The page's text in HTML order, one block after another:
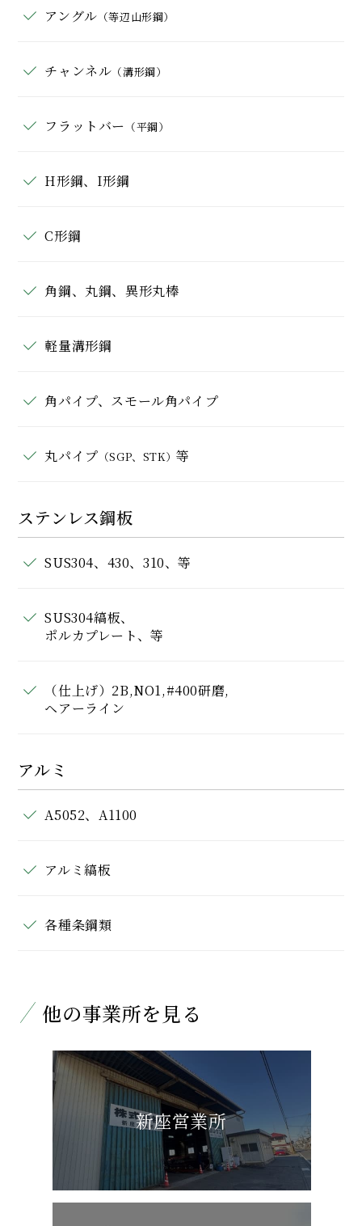
アングル （等辺山形鋼）
チャンネル （溝形鋼）
フラットバー （平鋼）
H形鋼、I形鋼
C形鋼
角鋼、丸鋼、異形丸棒
軽量溝形鋼
角パイプ、スモール角パイプ
丸パイプ （SGP、STK）等
ステンレス鋼板
SUS304、430、310、等
SUS304縞板、
ポルカプレート、等
（仕上げ）2B,NO1,#400研磨,
ヘアーライン
アルミ
A5052、A1100
アルミ縞板
各種条鋼類
他の事業所を見る
新座営業所